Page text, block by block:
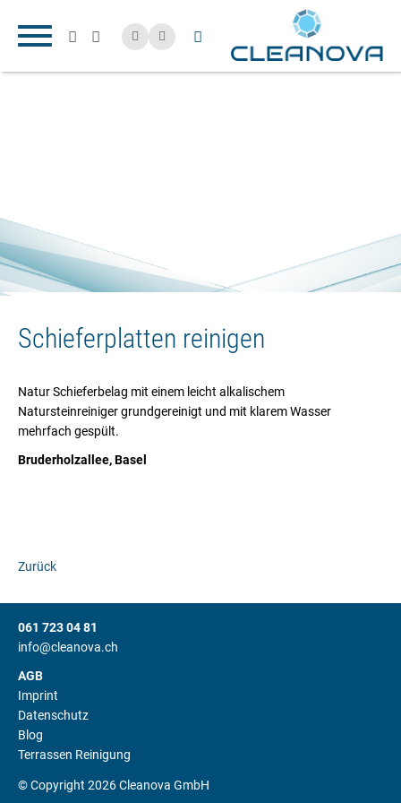
Schieferplatten reinigen
Natur Schieferbelag mit einem leicht alkalischem
Natursteinreiniger grundgereinigt und mit klarem Wasser
mehrfach gespült.
Bruderholzallee, Basel
Zurück
061 723 04 81
info@cleanova.ch
AGB
Imprint
Datenschutz
Blog
Terrassen Reinigung
© Copyright 2026 Cleanova GmbH